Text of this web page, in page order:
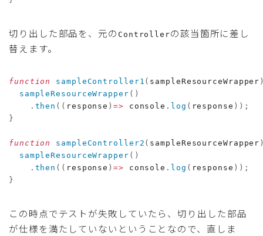
切り出した部品を、元の Controllerの該当箇所に差し
替えます。
function sampleController1 ( sampleResourceWrapper
sampleResourceWrapper ( )
. then ( ( response )=> console . log ( response ) ) ;
}
function sampleController2 ( sampleResourceWrapper
sampleResourceWrapper ( )
. then ( ( response )=> console . log ( response ) ) ;
}
この時点でテストが失敗していたら、切り出した部品
が仕様を満たしていないということなので、直しま